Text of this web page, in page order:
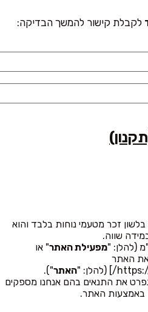
לקבלת קישור להמשך הבדיקה:
זכר מטעמי נוחות בלבד והוא
שווה.
(להלן: "מפעילת האתר" או
האתר
האתר").
את התנאים בהם אנחנו מספקים
באמצעות האתר.